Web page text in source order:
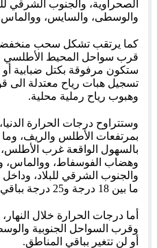
الصحراوية، والجنوب الشرقي
والوسطى، والسايس،
كما يرتقب تشكل سحب منخفضة
قرب سواحل المحيط الأطلسي
ستكون مرفوقة بكتل ضبابية
تسجيل هبات رياح معتدلة الى
وهبوب رياح رملية محلية.
بالسهول الواقعة غرب
وهضاب الفوسفاط، ووالماس،
والجنوب الشرقي للبلاد،
ما بين 18 درجة و25 درجة بباقي المناطق الأخرى.
أما درجات الحرارة خلال
وقرب السواحل الجنوبية
أو لن تتغير بباقي المناطق.